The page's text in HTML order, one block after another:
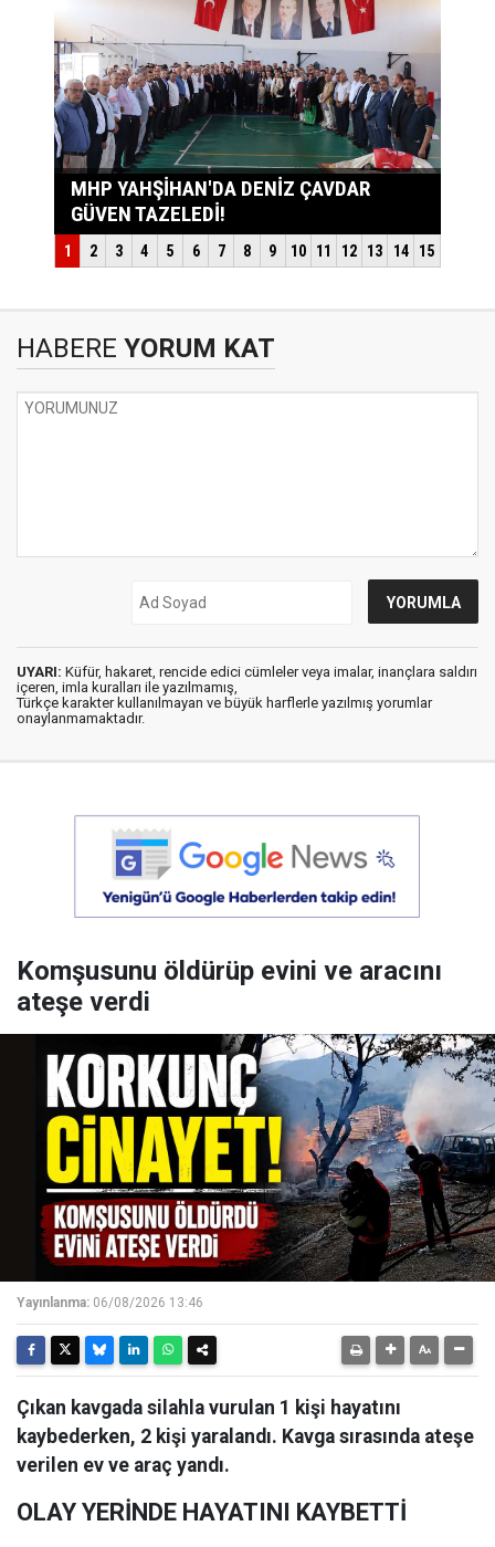
HABERE YORUM KAT
UYARI: Küfür, hakaret, rencide edici cümleler veya imalar, inançlara saldırı
içeren, imla kuralları ile yazılmamış,
Türkçe karakter kullanılmayan ve büyük harflerle yazılmış yorumlar
onaylanmamaktadır.
Komşusunu öldürüp evini ve aracını
ateşe verdi
Yayınlanma: 06/08/2026 13:46
Çıkan kavgada silahla vurulan 1 kişi hayatını
kaybederken, 2 kişi yaralandı. Kavga sırasında ateşe
verilen ev ve araç yandı.
OLAY YERİNDE HAYATINI KAYBETTİ